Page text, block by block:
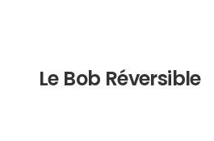
Le Bob Réversible